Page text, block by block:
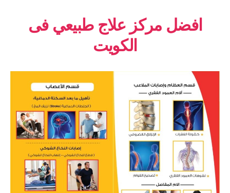
افضل مركز علاج طبيعي فى
الكويت